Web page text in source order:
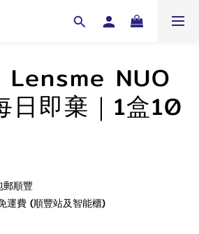
Lensme NUO
即棄｜1盒10
順豐
運費 (順豐站及智能櫃)